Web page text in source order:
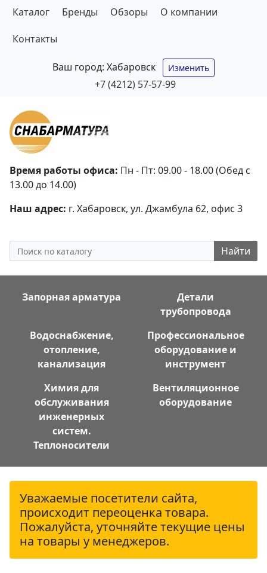
Каталог Бренды Обзоры О компании
Контакты
Ваш город: Хабаровск Изменить
+7 (4212) 57-57-99
Время работы офиса: Пн - Пт: 09.00 - 18.00 (Обед с
13.00 до 14.00)
Наш адрес: г. Хабаровск, ул. Джамбула 62, офис 3
Найти
Запорная арматура
Детали
трубопровода
Водоснабжение,
отопление,
канализация
Профессиональное
оборудование и
инструмент
Химия для
обслуживания
инженерных
систем.
Теплоносители
Вентиляционное
оборудование
Уважаемые посетители сайта,
происходит переоценка товара.
Пожалуйста, уточняйте текущие цены
на товары у менеджеров.